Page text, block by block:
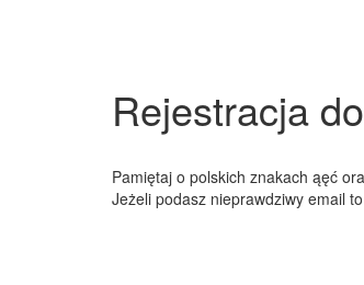
Rejestracja
Pamiętaj o polskich znakach ąęć
Jeżeli podasz nieprawdziwy email